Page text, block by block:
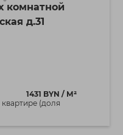
комнатной
д.31
1431 BYN / М²
квартире (доля